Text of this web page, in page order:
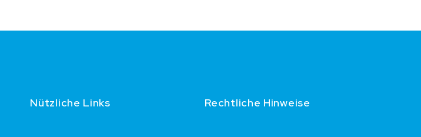
Nützliche Links Rechtliche Hinweise